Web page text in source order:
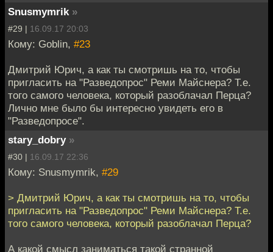
Snusmymrik »
#29 | 16.09.17 20:03
Кому: Goblin, #23
Дмитрий Юрич, а как ты смотришь на то, чтобы
пригласить на "Разведопрос" Реми Майснера? Т.е.
того самого человека, который разоблачал Перца?
Лично мне было бы интересно увидеть его в
"Разведопросе".
stary_dobry »
#30 | 16.09.17 22:36
Кому: Snusmymrik, #29
> Дмитрий Юрич, а как ты смотришь на то, чтобы
пригласить на "Разведопрос" Реми Майснера? Т.е.
того самого человека, который разоблачал Перца?
А какой смысл заниматься такой странной